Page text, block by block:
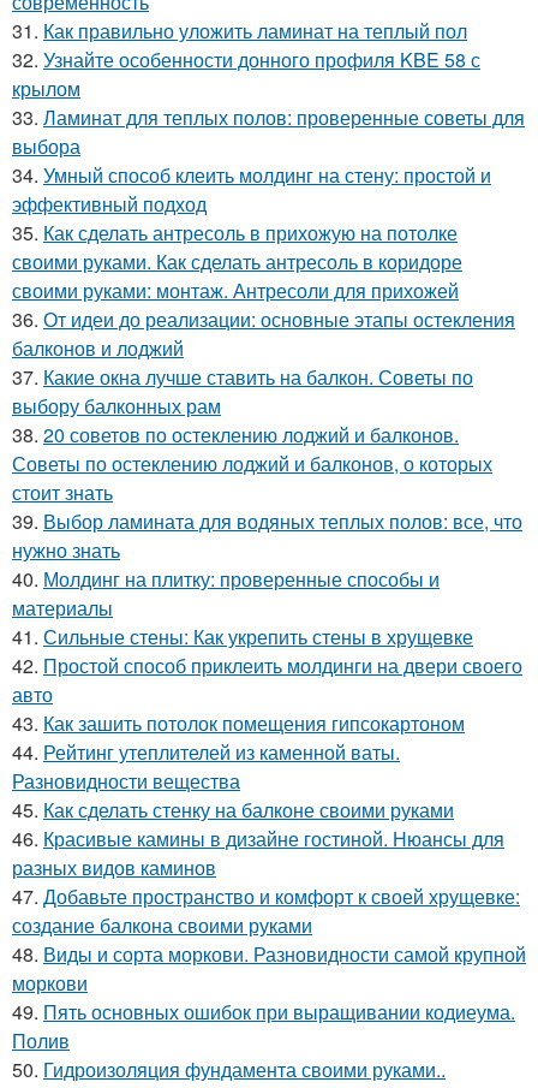
31. Как правильно уложить ламинат на теплый пол
32. Узнайте особенности донного профиля KBE 58 с
крылом
33. Ламинат для теплых полов: проверенные советы для
выбора
34. Умный способ клеить молдинг на стену: простой и
эффективный подход
35. Как сделать антресоль в прихожую на потолке
своими руками. Как сделать антресоль в коридоре
своими руками: монтаж. Антресоли для прихожей
36. От идеи до реализации: основные этапы остекления
балконов и лоджий
37. Какие окна лучше ставить на балкон. Советы по
выбору балконных рам
38. 20 советов по остеклению лоджий и балконов.
Советы по остеклению лоджий и балконов, о которых
стоит знать
39. Выбор ламината для водяных теплых полов: все, что
нужно знать
40. Молдинг на плитку: проверенные способы и
материалы
41. Сильные стены: Как укрепить стены в хрущевке
42. Простой способ приклеить молдинги на двери своего
авто
43. Как зашить потолок помещения гипсокартоном
44. Рейтинг утеплителей из каменной ваты.
Разновидности вещества
45. Как сделать стенку на балконе своими руками
46. Красивые камины в дизайне гостиной. Нюансы для
разных видов каминов
47. Добавьте пространство и комфорт к своей хрущевке:
создание балкона своими руками
48. Виды и сорта моркови. Разновидности самой крупной
моркови
49. Пять основных ошибок при выращивании кодиеума.
Полив
50. Гидроизоляция фундамента своими руками..